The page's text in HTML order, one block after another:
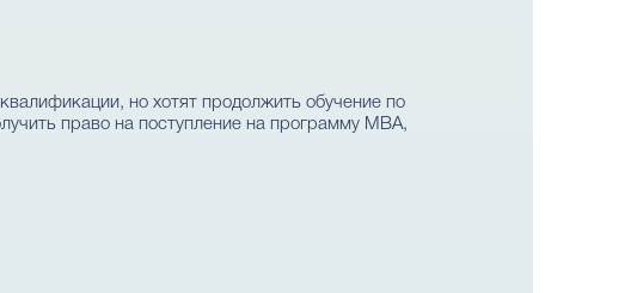
но хотят продолжить обучение по
право на поступление на программу MBA,